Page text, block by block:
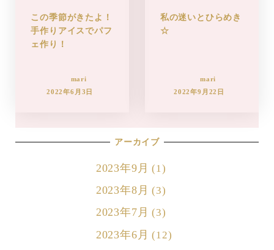
この季節がきたよ！
手作りアイスでパフ
ェ作り！
mari
2022年6月3日
私の迷いとひらめき
☆
mari
2022年9月22日
アーカイブ
2023年9月 (1)
2023年8月 (3)
2023年7月 (3)
2023年6月 (12)